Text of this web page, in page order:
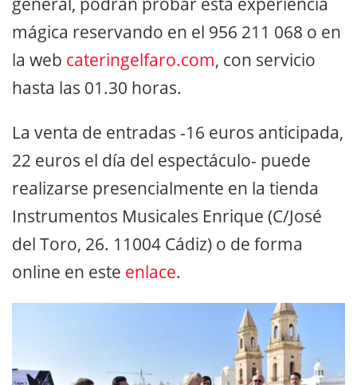
mágica reservando en el 956 211 068 o en
la web cateringelfaro.com, con servicio
hasta las 01.30 horas.
La venta de entradas -16 euros anticipada,
22 euros el día del espectáculo- puede
realizarse presencialmente en la tienda
Instrumentos Musicales Enrique (C/José
del Toro, 26. 11004 Cádiz) o de forma
online en este enlace.